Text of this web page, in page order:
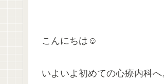
こんにちは☺️
いよいよ初めての心療内科へ